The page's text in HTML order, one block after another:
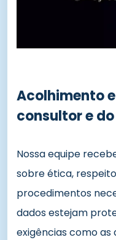
Acolhimento
consultor e
Nossa equipe
sobre ética,
procedimentos
dados estejam
exigências como